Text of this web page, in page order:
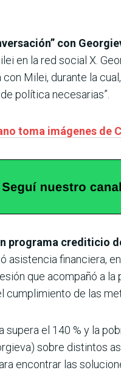
con
en la red social X.
Milei, durante la
política necesarias”.
toma imágenes de
programa crediticio
financiera,
que acompañó a
cumplimiento de las
supera el 140 % y la
sobre distintos
encontrar las